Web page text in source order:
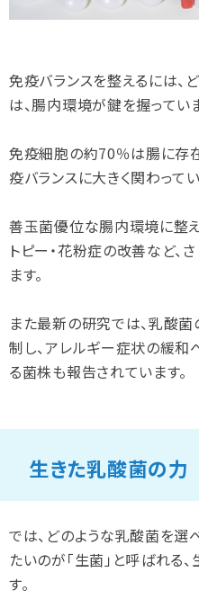
免疫バランスを整えるには、
は、腸内環境が鍵を握ってい
免疫細胞の約70％は腸に存
疫バランスに大きく関わってい
善玉菌優位な腸内環境に整え
トピー・花粉症の改善など
ます。
また最新の研究では、乳酸
制し、アレルギー症状の緩
る菌株も報告されています。
生きた乳酸菌の力
では、どのような乳酸菌を選
たいのが「生菌」と呼ばれる
す。